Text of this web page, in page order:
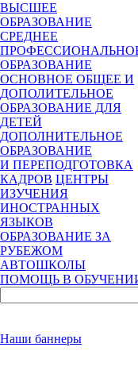
ВЫСШЕЕ
ОБРАЗОВАНИЕ
СРЕДНЕЕ
ОБРАЗОВАНИЕ
ОСНОВНОЕ ОБЩЕЕ И
ДОПОЛИТЕЛЬНОЕ
ОБРАЗОВАНИЕ ДЛЯ
ДЕТЕЙ
ДОПОЛНИТЕЛЬНОЕ
ОБРАЗОВАНИЕ
И ПЕРЕПОДГОТОВКА
КАДРОВ ЦЕНТРЫ
ИЗУЧЕНИЯ
ИНОСТРАННЫХ
ЯЗЫКОВ
ОБРАЗОВАНИЕ ЗА
РУБЕЖОМ
АВТОШКОЛЫ
ПОМОЩЬ В
Наши баннеры